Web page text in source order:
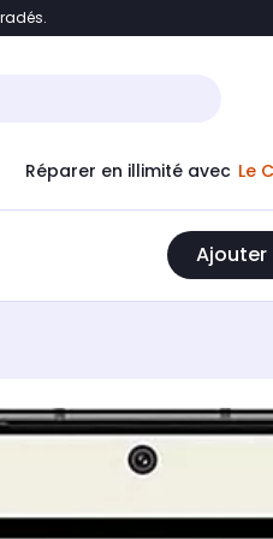
Accéder directement au
Réparer en illimité avec Le
Ajouter